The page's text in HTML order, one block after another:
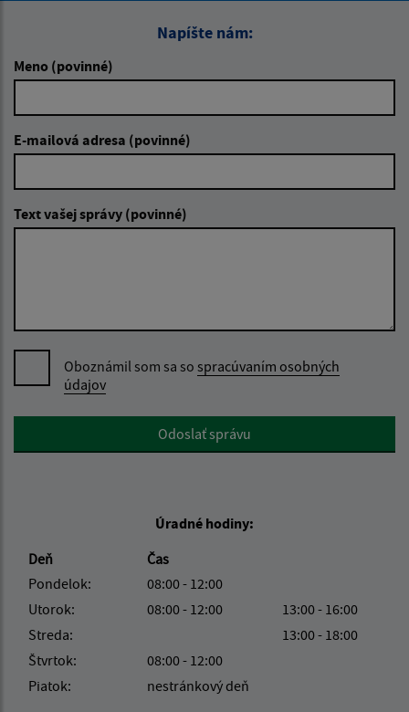
Napíšte nám:
Meno (povinné)
E-mailová adresa (povinné)
Text vašej správy (povinné)
Oboznámil som sa so spracúvaním osobných
údajov
Google reCaptcha ResponseOdoslať správu
Úradné hodiny:
Deň
Čas
Pondelok:
08:00 - 12:00
Utorok:
08:00 - 12:00
13:00 - 16:00
Streda:
13:00 - 18:00
Štvrtok:
08:00 - 12:00
Piatok:
nestránkový deň